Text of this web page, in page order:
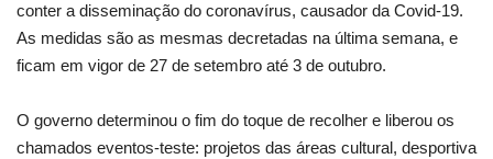
conter a disseminação do coronavírus, causador da Covid-19.
As medidas são as mesmas decretadas na última semana, e
ficam em vigor de 27 de setembro até 3 de outubro.
O governo determinou o fim do toque de recolher e liberou os
chamados eventos-teste: projetos das áreas cultural, desportiva